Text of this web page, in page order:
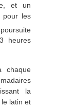
et un
pour les
heures
chaque
la
le latin et